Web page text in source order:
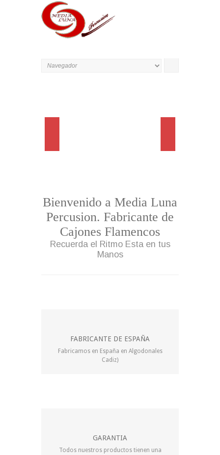
Bienvenido a Media Luna
Percusion. Fabricante de
Cajones Flamencos
Recuerda el Ritmo Esta en tus
Manos
FABRICANTE DE ESPAÑA
Fabricamos en España en Algodonales
Cadiz)
GARANTIA
Todos nuestros productos tienen una